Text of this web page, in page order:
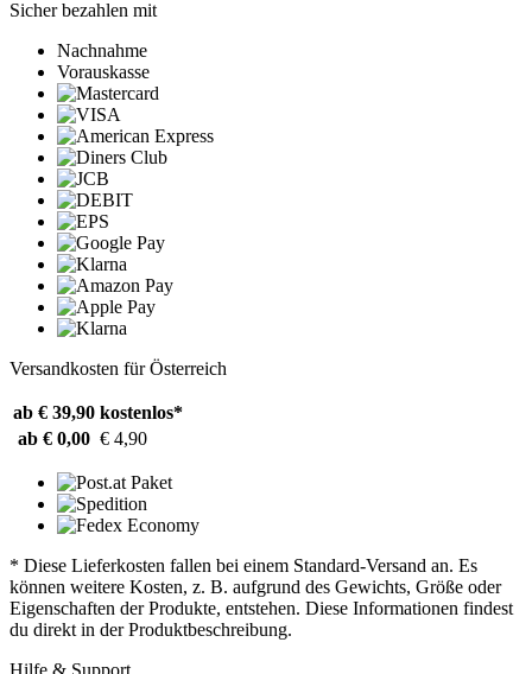
Sicher bezahlen mit
Nachnahme
Vorauskasse
Versandkosten für Österreich
ab € 39,90 kostenlos*
ab € 0,00 € 4,90
* Diese Lieferkosten fallen bei einem Standard-Versand an. Es
können weitere Kosten, z. B. aufgrund des Gewichts, Größe oder
Eigenschaften der Produkte, entstehen. Diese Informationen findest
du direkt in der Produktbeschreibung.